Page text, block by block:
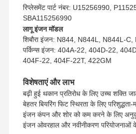
शिपिंग का तरीका
फेडएक्स
रिप्लेसमेंट पार्ट नंबर: U15256990,
SBA115256990
लागू इंजन मॉडल
शिबौरा इंजन: N844, N844L, N844L-C,
पर्किन्स इंजन: 404A-22, 404D-22,
404F-22, 404F-22T, 422GM
विशेषताएं और लाभ
बढ़ी हुई थकान प्रतिरोध के लिए उच्च शक्ति
बेहतर बियरिंग फिट स्थिरता के लिए
इंजन कंपन और शोर को कम करने के लिए
इंजन ओवरहाल और नवीनीकरण परियोजनाओं